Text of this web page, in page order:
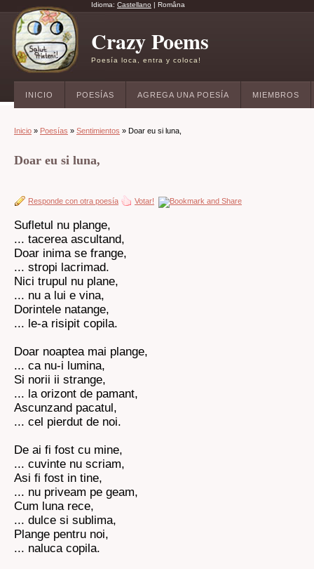
Idioma: Castellano | Româna
Crazy Poems
Poesía loca, entra y coloca!
INICIO POESÍAS AGREGA UNA POESÍA MIEMBROS
Inicio » Poesías » Sentimientos » Doar eu si luna,
Doar eu si luna,
Responde con otra poesía Votar!
Sufletul nu plange,
... tacerea ascultand,
Doar inima se frange,
... stropi lacrimad.
Nici trupul nu plane,
... nu a lui e vina,
Dorintele natange,
... le-a risipit copila.
Doar noaptea mai plange,
... ca nu-i lumina,
Si norii ii strange,
... la orizont de pamant,
Ascunzand pacatul,
... cel pierdut de noi.
De ai fi fost cu mine,
... cuvinte nu scriam,
Asi fi fost in tine,
... nu priveam pe geam,
Cum luna rece,
... dulce si sublima,
Plange pentru noi,
... naluca copila.